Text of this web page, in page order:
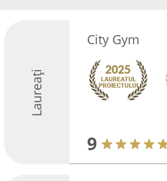
Laureați
City Gym
9